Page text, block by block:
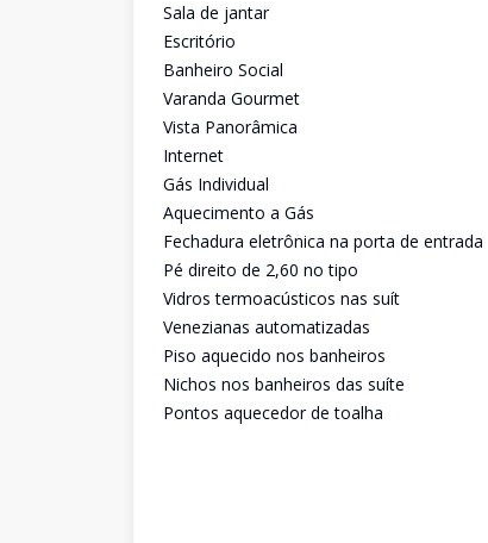
Sala de jantar
Escritório
Banheiro Social
Varanda Gourmet
Vista Panorâmica
Internet
Gás Individual
Aquecimento a Gás
Fechadura eletrônica na porta de entrada
Pé direito de 2,60 no tipo
Vidros termoacústicos nas suít
Venezianas automatizadas
Piso aquecido nos banheiros
Nichos nos banheiros das suíte
Pontos aquecedor de toalha